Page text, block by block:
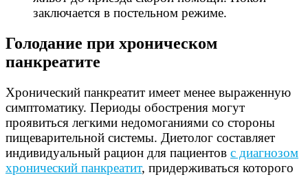
заключается в постельном режиме.
Голодание при хроническом
панкреатите
Хронический панкреатит имеет менее выраженную
симптоматику. Периоды обострения могут
проявиться легкими недомоганиями со стороны
пищеварительной системы. Диетолог составляет
индивидуальный рацион для пациентов с диагнозом
хронический панкреатит, придерживаться которого